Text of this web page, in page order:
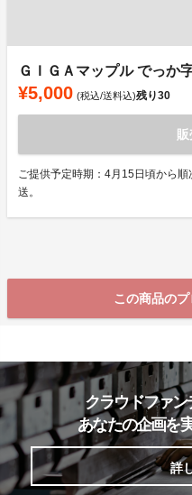
ＧＩＧＡマップル でっか
¥5,000 (税込/送料込)残り30
販
ご提供予定時期：4月15日頃から
送。
この商品の
クラウドファン
あなたの企画を
詳